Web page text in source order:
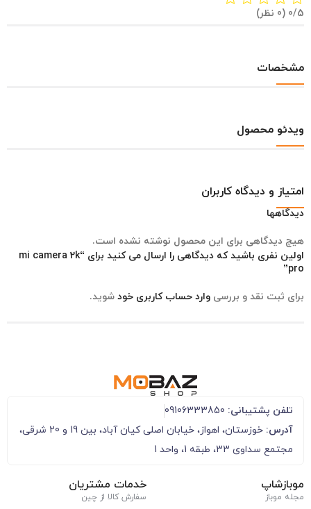
‫0/5 ‫(0 نظر)
مشخصات
ویدئو محصول
امتیاز و دیدگاه کاربران
دیدگاهها
هیچ دیدگاهی برای این محصول نوشته نشده است.
اولین نفری باشید که دیدگاهی را ارسال می کنید برای “mi camera 2k
pro”
برای ثبت نقد و بررسی وارد حساب کاربری خود شوید.
تلفن پشتیبانی: 09106333850
آدرس:
خوزستان، اهواز، خیابان اصلی کیان آباد، بین 19 و 20 شرقی،
مجتمع سداوی 33، طبقه 1، واحد 1
موبازشاپ
مجله موباز
خدمات مشتریان
سفارش کالا از چین